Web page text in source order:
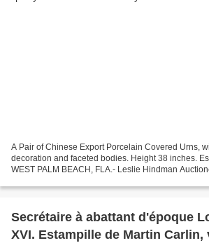
A Pair of Chinese Export Porcelain Covered Urns,
decoration and faceted bodies. Height 38 inches.
WEST PALM BEACH, FLA.- Leslie Hindman
Secrétaire à abattant d'époque
XVI. Estampille de Martin Carlin,